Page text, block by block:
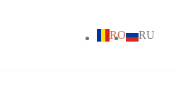
RO RU